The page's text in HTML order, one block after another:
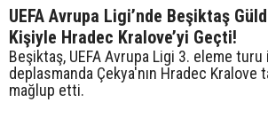
UEFA Avrupa Ligi’nde Beşiktaş
Kişiyle Hradec Kralove’yi Geçti!
Beşiktaş, UEFA Avrupa Ligi 3. eleme turu
deplasmanda Çekya'nın Hradec Kralove
mağlup etti.